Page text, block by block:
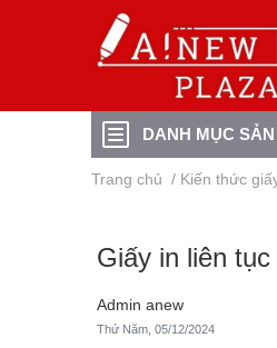
DANH MỤC
Trang chủ / Kiến thức
Giấy in liên
Admin anew
Thứ Năm, 05/12/2024